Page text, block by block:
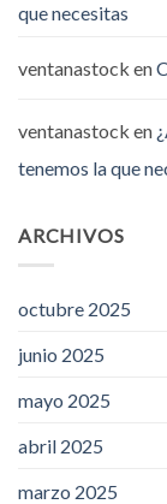
que necesitas
ventanastock en
ventanastock en
tenemos la que
ARCHIVOS
octubre 2025
junio 2025
mayo 2025
abril 2025
marzo 2025